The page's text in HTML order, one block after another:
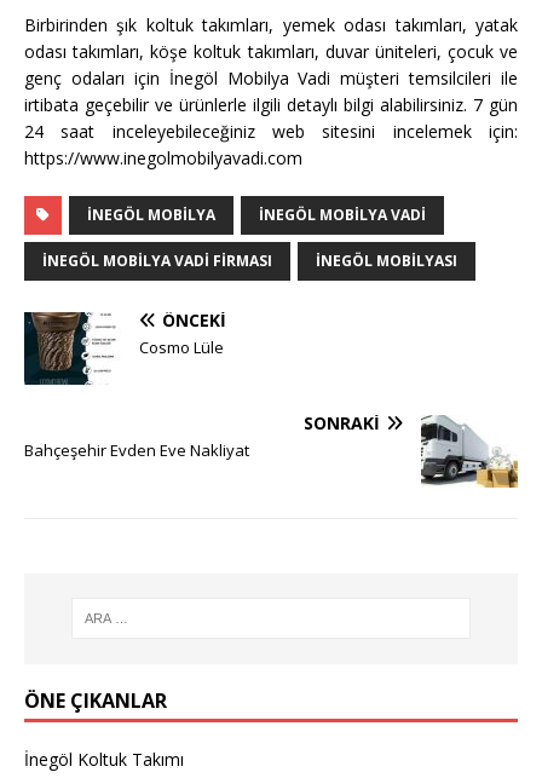
Birbirinden şık koltuk takımları, yemek odası takımları, yatak
odası takımları, köşe koltuk takımları, duvar üniteleri, çocuk ve
genç odaları için İnegöl Mobilya Vadi müşteri temsilcileri ile
irtibata geçebilir ve ürünlerle ilgili detaylı bilgi alabilirsiniz. 7 gün
24 saat inceleyebileceğiniz web sitesini incelemek için:
https://www.inegolmobilyavadi.com
INEGÖL MOBILYA İNEGÖL MOBILYA VADI
İNEGÖL MOBILYA VADI FIRMASI INEGÖL MOBILYASI
ÖNCEKI
Cosmo Lüle
SONRAKI
Bahçeşehir Evden Eve Nakliyat
ÖNE ÇIKANLAR
İnegöl Koltuk Takımı